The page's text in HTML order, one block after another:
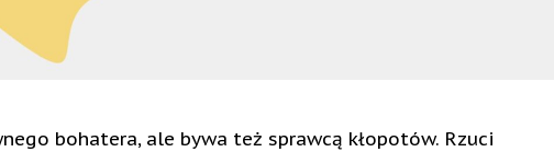
bohatera, ale bywa też sprawcą kłopotów. Rzuci